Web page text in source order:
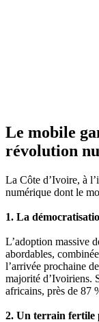
Le mobile
révolution
La Côte d’Ivoire, à
numérique dont le
1. La
L’adoption massive
abordables,
l’arrivée prochaine
majorité d’Ivoiriens.
africains, près de 87
2. Un terrain fertile